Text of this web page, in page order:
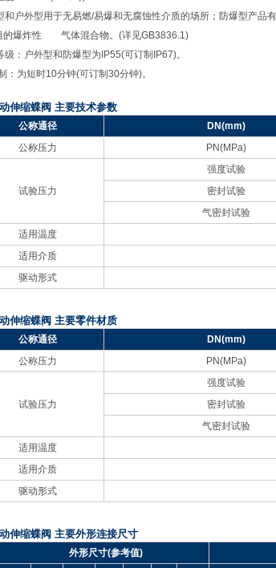
和户外型用于无易燃/易爆和无腐蚀性介质的场所；防爆型产品
的爆炸性 气体混合物。(详见GB3836.1)
级：户外型和防爆型为IP55(可订制IP67)。
：为短时10分钟(可订制30分钟)。
伸缩蝶阀 主要技术参数
公称通径 DN(mm)
公称压力
PN(MPa)
试验压力
强度试验
密封试验
气密封试验
适用温度
适用介质
驱动形式
伸缩蝶阀 主要零件材质
公称通径 DN(mm)
公称压力
PN(MPa)
试验压力
强度试验
密封试验
气密封试验
适用温度
适用介质
驱动形式
伸缩蝶阀 主要外形连接尺寸
外形尺寸(参考值)